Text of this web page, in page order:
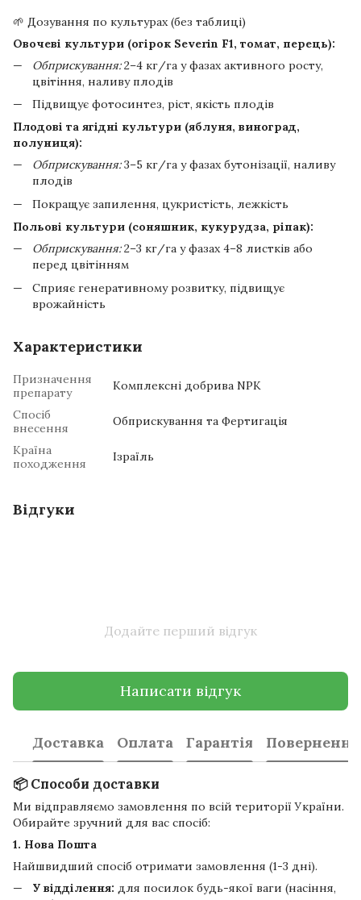
🌱 Дозування по культурах (без таблиці)
Овочеві культури (огірок Severin F1, томат, перець):
Обприскування:2–4 кг/га у фазах активного росту,
цвітіння, наливу плодів
Підвищує фотосинтез, ріст, якість плодів
Плодові та ягідні культури (яблуня, виноград,
полуниця):
Обприскування:3–5 кг/га у фазах бутонізації, наливу
плодів
Покращує запилення, цукристість, лежкість
Польові культури (соняшник, кукурудза, ріпак):
Обприскування:2–3 кг/га у фазах 4–8 листків або
перед цвітінням
Сприяє генеративному розвитку, підвищує
врожайність
Характеристики
Призначення
препарату
Комплексні добрива NPK
Спосіб
внесення
Обприскування та Фертигація
Країна
походження
Ізраїль
Відгуки
Додайте перший відгук
Написати відгук
Доставка Оплата Гарантія Повернення
📦 Способи доставки
Ми відправляємо замовлення по всій території України.
Обирайте зручний для вас спосіб:
1. Нова Пошта
Найшвидший спосіб отримати замовлення (1-3 дні).
У відділення: для посилок будь-якої ваги (насіння,